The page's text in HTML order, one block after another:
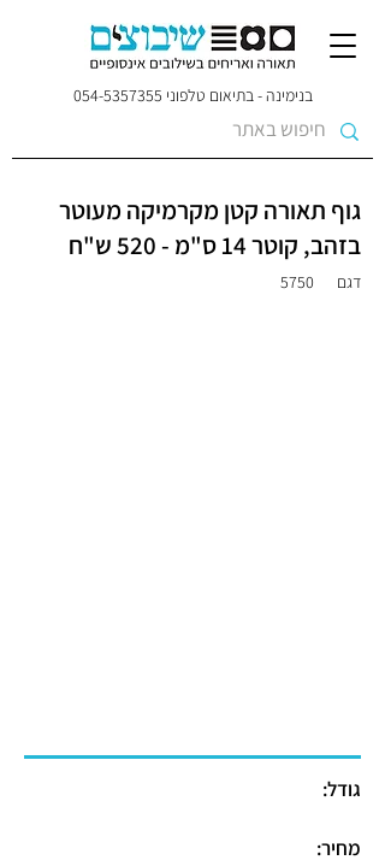
בנימינה - בתיאום טלפוני 054-5357355
גוף תאורה קטן מקרמיקה מעוטר
בזהב, קוטר 14 ס"מ - 520 ש"ח
דגם 5750
גודל:
מחיר: